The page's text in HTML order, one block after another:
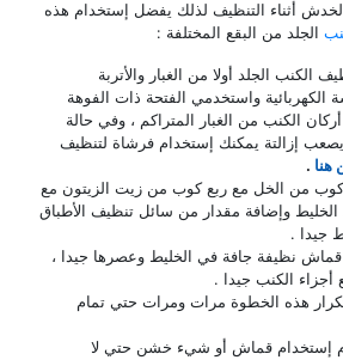
التنظيف لذلك يفضل إستخدام هذه
البقع المختلفة :
أولا من الغبار والأتربة
واستخدمي الفتحة ذات الفوهة
من الغبار المتراكم ، وفي حالة
يمكنك إستخدام فرشاة لتنظيف
مع ربع كوب من زيت الزيتون مع
مقدار من سائل تنظيف الأطباق
جافة في الخليط وعصرها جيدا ،
جيدا .
الخطوة مرات ومرات حتي تمام
قماش أو شيء خشن حتي لا